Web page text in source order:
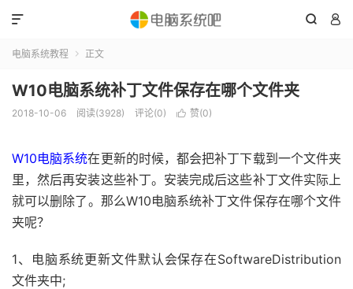
 

电脑系统教程  正文
W10电脑系统补丁文件保存在哪个文件夹
2018-10-06 阅读(3928) 评论(0)  赞(0)
W10电脑系统在更新的时候，都会把补丁下载到一个文件夹
里，然后再安装这些补丁。安装完成后这些补丁文件实际上
就可以删除了。那么W10电脑系统补丁文件保存在哪个文件
夹呢？
1、电脑系统更新文件默认会保存在SoftwareDistribution
文件夹中;